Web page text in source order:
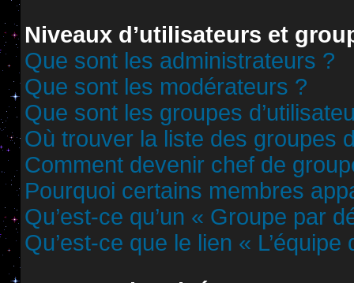
Niveaux d’utilisateurs et
Que sont les administrateurs ?
Que sont les modérateurs ?
Que sont les groupes
Où trouver la liste des groupes
Comment devenir chef de
Pourquoi certains membres
Qu’est-ce qu’un « Groupe par
Qu’est-ce que le lien «